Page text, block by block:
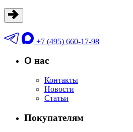
+7 (495) 660-17-98
О нас
Контакты
Новости
Статьи
Покупателям